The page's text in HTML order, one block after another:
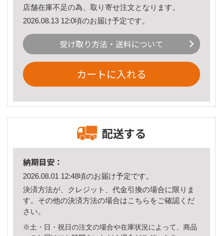
店舗在庫不足の為、取り寄せ注文となります。
2026.08.13 12:0頃のお届け予定です。
受け取り方法・送料について
カートに入れる
配送する
納期目安：
2026.08.01 12:48頃のお届け予定です。
決済方法が、クレジット、代金引換の場合に限りま
す。その他の決済方法の場合はこちら をご確認くだ
さい。
※土・日・祝日の注文の場合や在庫状況によって、商品